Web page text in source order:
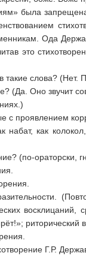
была
Ода
это
слова? (Нет.
(Да. Оно звучит
с проявлением
набат, как
(по-ораторски,
риторический
Г.Р.